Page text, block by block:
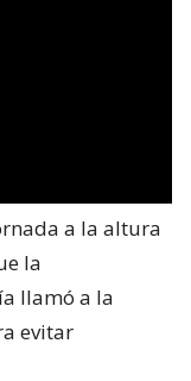
a la altura
la
llamó a la
evitar